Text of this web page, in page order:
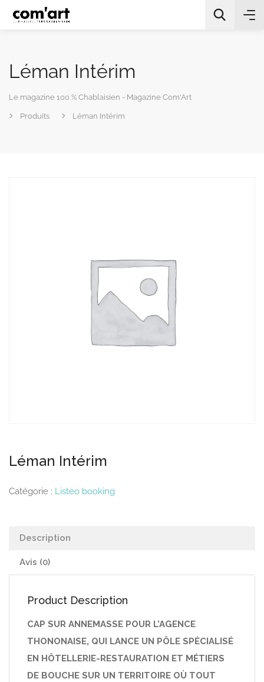
Léman Intérim
Le magazine 100 % Chablaisien - Magazine Com'Art
Produits Léman Intérim
Léman Intérim
Catégorie : Listeo booking
Description
Avis (0)
Product Description
CAP SUR ANNEMASSE POUR L’AGENCE
THONONAISE, QUI LANCE UN PÔLE SPÉCIALISÉ
EN HÔTELLERIE-RESTAURATION ET MÉTIERS
DE BOUCHE SUR UN TERRITOIRE OÙ TOUT